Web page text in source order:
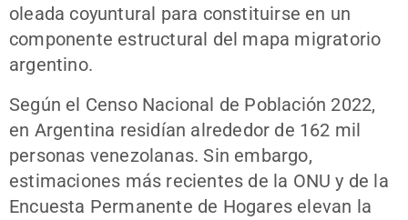
oleada coyuntural para constituirse en un
componente estructural del mapa migratorio
argentino.
Según el Censo Nacional de Población 2022,
en Argentina residían alrededor de 162 mil
personas venezolanas. Sin embargo,
estimaciones más recientes de la ONU y de la
Encuesta Permanente de Hogares elevan la